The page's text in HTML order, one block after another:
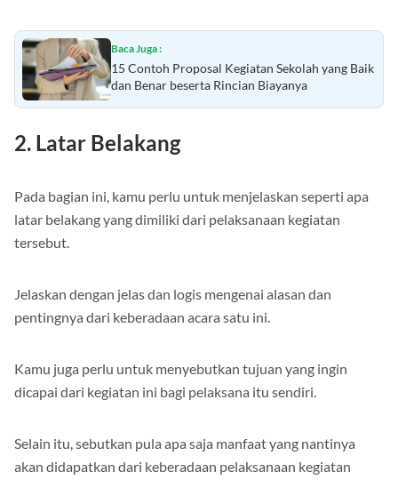
Baca Juga :
15 Contoh Proposal Kegiatan Sekolah yang Baik
dan Benar beserta Rincian Biayanya
2. Latar Belakang
Pada bagian ini, kamu perlu untuk menjelaskan seperti apa
latar belakang yang dimiliki dari pelaksanaan kegiatan
tersebut.
Jelaskan dengan jelas dan logis mengenai alasan dan
pentingnya dari keberadaan acara satu ini.
Kamu juga perlu untuk menyebutkan tujuan yang ingin
dicapai dari kegiatan ini bagi pelaksana itu sendiri.
Selain itu, sebutkan pula apa saja manfaat yang nantinya
akan didapatkan dari keberadaan pelaksanaan kegiatan